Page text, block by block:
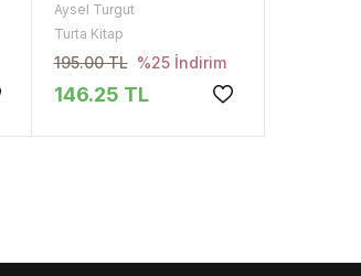
Aysel Turgut
Turta Kitap
195.00 TL %25 İndirim
146.25 TL